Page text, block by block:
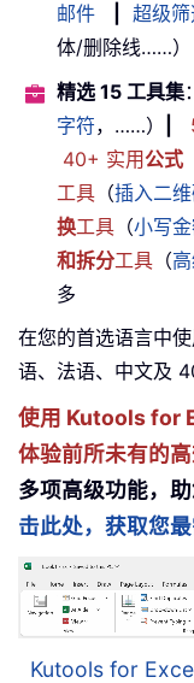
邮件
超级
体/删除线……）
精选 15 工具集：
字符，……）
40+ 实用公式
工具 （插入二
换工具 （小写
和拆分工具 （
多
在您的首选语言中
语、法语、中文及
使用 Kutools for
体验前所未有的高
多项高级功能，
击此处，获取您
Kutools for